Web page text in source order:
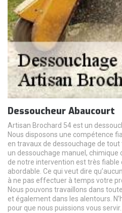
Dessoucheur Abaucourt
Artisan Brochard 54 est un
Nous disposons une compétence
en travaux de dessouchage de
un dessouchage manuel, chimique
de notre intervention est très fiable
abordable. Ce qui veut dire
à ne pas effectuer à temps votre
Nous pouvons travaillons dans
et également dans les alentours.
pour que nous puissions vous servir.